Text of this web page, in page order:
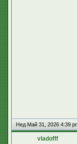
Нед Май 31, 2026 4:39
vladofff